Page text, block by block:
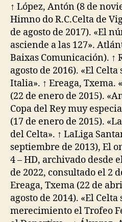
↑ López, Antón (8 de
Himno do R.C.Celta de
de agosto de 2017). «El
asciende a las 127».
Baixas Comunicación). ↑
agosto de 2016). «El
Italia». ↑ Ereaga, Txema.
(22 de enero de 2015).
Copa del Rey muy
(17 de enero de 2015).
del Celta». ↑ LaLiga
septiembre de 2013), El
4 – HD, archivado desde
de 2022, consultado el 2
Ereaga, Txema (22 de
agosto de 2014). «El
merecimiento el Trofeo